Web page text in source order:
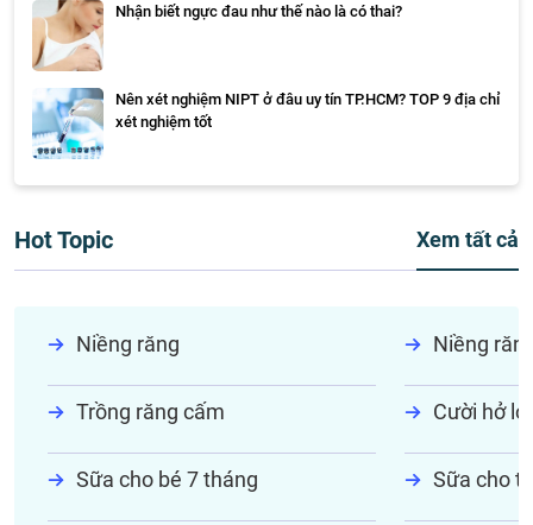
Nhận biết ngực đau như thế nào là có thai?
Nên xét nghiệm NIPT ở đâu uy tín TP.HCM? TOP 9 địa chỉ
xét nghiệm tốt
Hot Topic Xem tất cả
Niềng răng Niềng
Trồng răng cấm Cười hở lợi
Sữa cho bé 7 tháng Sữa cho